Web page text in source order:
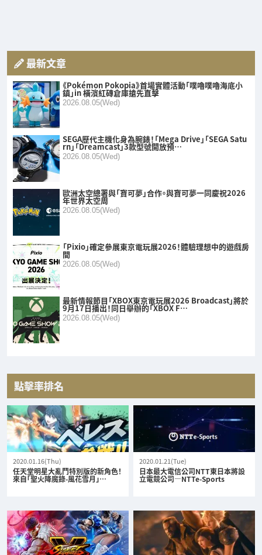
最新文章
《Pokémon Pokopia》首場實體活動「噗嚕噗嚕海底小
鎮」in 橫濱紅磚倉庫搶先直擊
2026.08.05(Wed)
SEGA歷代主機化身為腕錶！「Mega Drive」「SEGA Satu
rn」「Dreamcast」3款型號開放預…
2026.08.05(Wed)
歐洲太空總署與「寶可夢」合作。與寶可夢一同慶祝2026
年世界太空周
2026.08.05(Wed)
「Pixio」確定參展東京電玩展2026！體驗理想中的遊戲房
間
2026.08.05(Wed)
最新情報節目「XBOX東京電玩展2026 Broadcast」將於
9月17日播出！同日舉辦的「XBOX F…
2026.08.05(Wed)
點擊率排名
2020.01.16(Thu)
任天堂明星大亂鬥特別版的新角色！
來自「聖火降魔錄-風花雪月」…
2020.01.21(Tue)
日本最大電信公司NTT東日本將設
立電競公司—NTTe-Sports